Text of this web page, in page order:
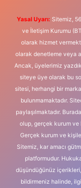
Yasal Uyarı: Sitemiz,
ve İletişim Kurumu
olarak hizmet
olarak denetleme veya
Ancak, üyelerimiz
siteye üye olarak bu
sitesi, herhangi bir
bulunmamaktadır.
paylaşılmaktadır.
olup, gerçek kurum ve
Gerçek kurum ve
Sitemiz, kar amacı
platformudur.
düşündüğünüz içerikleri,
bildirmeniz halinde,